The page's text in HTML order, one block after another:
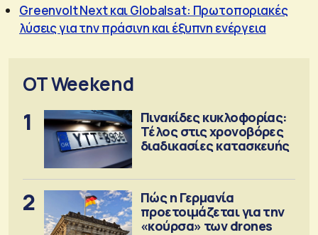
Greenvolt Next και Globalsat: Πρωτοποριακές
λύσεις για την πράσινη και έξυπνη ενέργεια
OT Weekend
1
Πινακίδες κυκλοφορίας:
Τέλος στις χρονοβόρες
διαδικασίες κατασκευής
2
Πώς η Γερμανία
προετοιμάζεται για την
«κούρσα» των drones